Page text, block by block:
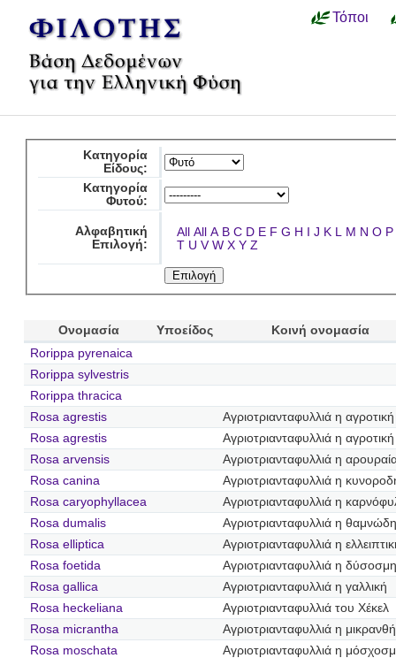
Τόποι
Κατηγορία
Είδους:
Κατηγορία
Φυτού:
Αλφαβητική
Επιλογή:
All All A B C D E F G H I J K L M N O P
T U V W X Y Z
Ονομασία Υποείδος
Κοινή ονομασία
Rorippa pyrenaica
Rorippa sylvestris
Rorippa thracica
Rosa agrestis
Αγριοτριανταφυλλιά η αγροτική
Rosa agrestis
Αγριοτριανταφυλλιά η αγροτική
Rosa arvensis
Αγριοτριανταφυλλιά η
Rosa canina
Αγριοτριανταφυλλιά η
Rosa caryophyllacea
Αγριοτριανταφυλλιά η
Rosa dumalis
Αγριοτριανταφυλλιά η
Rosa elliptica
Αγριοτριανταφυλλιά η
Rosa foetida
Αγριοτριανταφυλλιά η δύσοσμη
Rosa gallica
Αγριοτριανταφυλλιά η γαλλική
Rosa heckeliana
Αγριοτριανταφυλλιά του Χέκελ
Rosa micrantha
Αγριοτριανταφυλλιά η
Rosa moschata
Αγριοτριανταφυλλιά η